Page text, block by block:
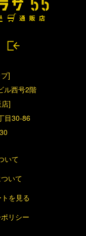
]
ル西号2階
]
目30-86
いて
いて
を見る
リシー